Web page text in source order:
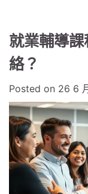
就業輔導
絡？
Posted on 26 6